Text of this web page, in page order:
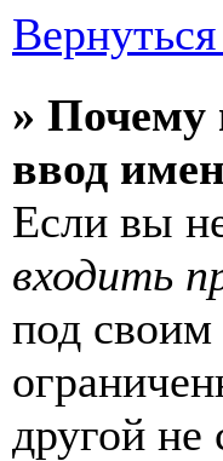
» Почему
ввод
Если вы
входить
под своим
другой не